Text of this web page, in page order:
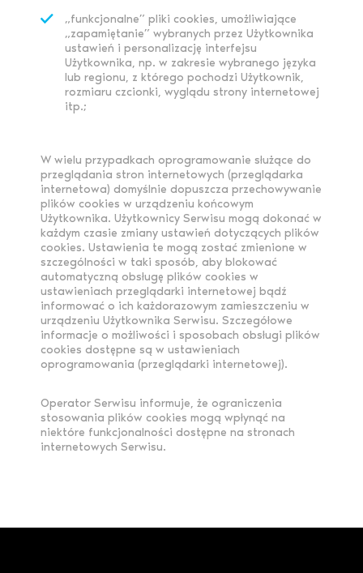
„funkcjonalne” pliki cookies, umożliwiające
„zapamiętanie” wybranych przez Użytkownika
ustawień i personalizację interfejsu
Użytkownika, np. w zakresie wybranego języka
lub regionu, z którego pochodzi Użytkownik,
rozmiaru czcionki, wyglądu strony internetowej
itp.;
W wielu przypadkach oprogramowanie służące do
przeglądania stron internetowych (przeglądarka
internetowa) domyślnie dopuszcza przechowywanie
plików cookies w urządzeniu końcowym
Użytkownika. Użytkownicy Serwisu mogą dokonać w
każdym czasie zmiany ustawień dotyczących plików
cookies. Ustawienia te mogą zostać zmienione w
szczególności w taki sposób, aby blokować
automatyczną obsługę plików cookies w
ustawieniach przeglądarki internetowej bądź
informować o ich każdorazowym zamieszczeniu w
urządzeniu Użytkownika Serwisu. Szczegółowe
informacje o możliwości i sposobach obsługi plików
cookies dostępne są w ustawieniach
oprogramowania (przeglądarki internetowej).
Operator Serwisu informuje, że ograniczenia
stosowania plików cookies mogą wpłynąć na
niektóre funkcjonalności dostępne na stronach
internetowych Serwisu.